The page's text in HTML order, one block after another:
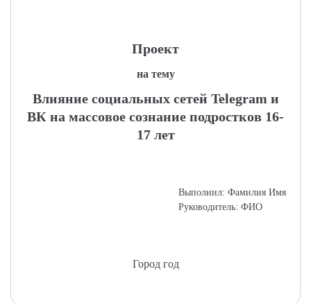
Проект
на тему
Влияние социальных сетей Telegram и
ВК на массовое сознание подростков 16-
17 лет
Выполнил: Фамилия Имя
Руководитель: ФИО
Город год